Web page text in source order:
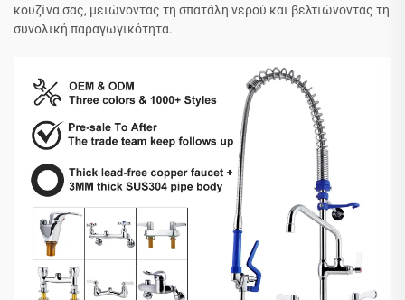
κουζίνα σας, μειώνοντας τη σπατάλη νερού και βελτιώνοντας τη
συνολική παραγωγικότητα.